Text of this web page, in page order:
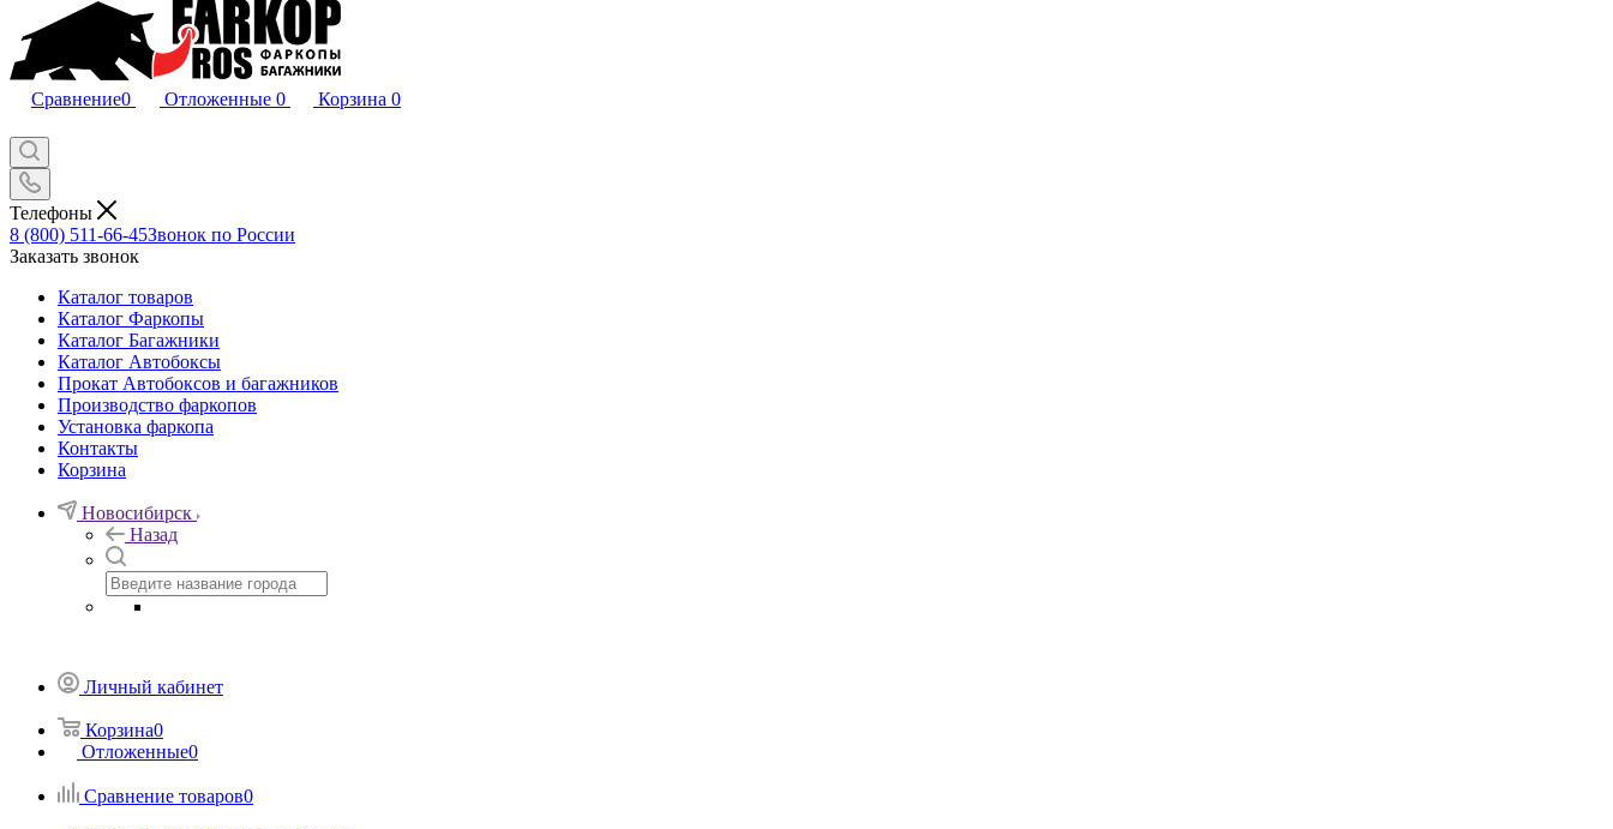
Сравнение0 Отложенные 0 Корзина 0
Телефоны
8 (800) 511-66-45Звонок по России
Заказать звонок
Каталог товаров
Каталог Фаркопы
Каталог Багажники
Каталог Автобоксы
Прокат Автобоксов и багажников
Производство фаркопов
Установка фаркопа
Контакты
Корзина
Новосибирск
Назад
Личный кабинет
Корзина0
Отложенные0
Сравнение товаров0